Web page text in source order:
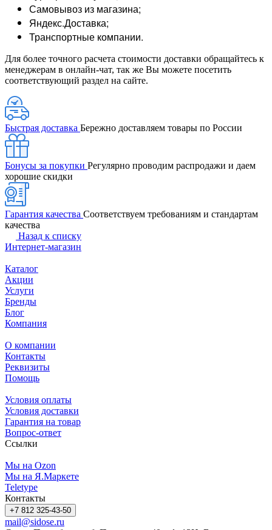
Самовывоз из магазина;
Яндекс.Доставка;
Транспортные компании.
Для более точного расчета стоимости доставки обращайтесь к
менеджерам в онлайн-чат, так же Вы можете посетить
соответствующий раздел на сайте.
Быстрая доставка Бережно доставляем товары по России
Бонусы за покупки Регулярно проводим распродажи и даем
хорошие скидки
Гарантия качества Соответствуем требованиям и стандартам
качества
Назад к списку
Интернет-магазин
Каталог
Акции
Услуги
Бренды
Блог
Компания
О компании
Контакты
Реквизиты
Помощь
Условия оплаты
Условия доставки
Гарантия на товар
Вопрос-ответ
Ссылки
Мы на Ozon
Мы на Я.Маркете
Teletype
Контакты
+7 812 325-43-50
mail@sidose.ru